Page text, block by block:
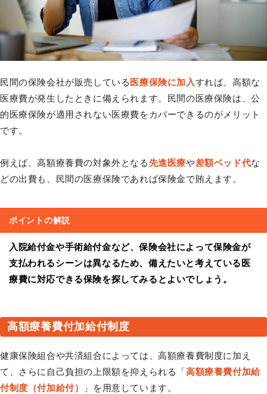
民間の保険会社が販売している 医療保険に加入すれば、高額な
医療費が発生したときに備えられます。民間の医療保険は、公
的医療保険が適用されない医療費をカバーできるのがメリット
です。
例えば、高額療養費の対象外となる先進医療や差額ベッド代な
どの出費も、民間の医療保険であれば保険金で賄えます。
ポイントの解説
入院給付金や手術給付金など、保険会社によって保険金が
支払われるシーンは異なるため、備えたいと考えている医
療費に対応できる保険を探してみるとよいでしょう。
高額療養費付加給付制度
健康保険組合や共済組合によっては、高額療養費制度に加え
て、さらに自己負担の上限額を抑えられる「高額療養費付加給
付制度（付加給付）
」を用意しています。